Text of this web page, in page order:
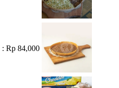
: Rp 84,000